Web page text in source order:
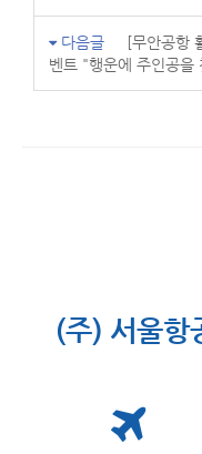
다음글
[무안공항
벤트 "행운에 주인공을
(주) 서울항